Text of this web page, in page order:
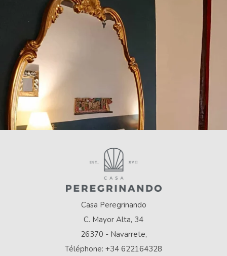
Casa Peregrinando
C. Mayor Alta, 34
26370 - Navarrete,
Téléphone: +34 622164328